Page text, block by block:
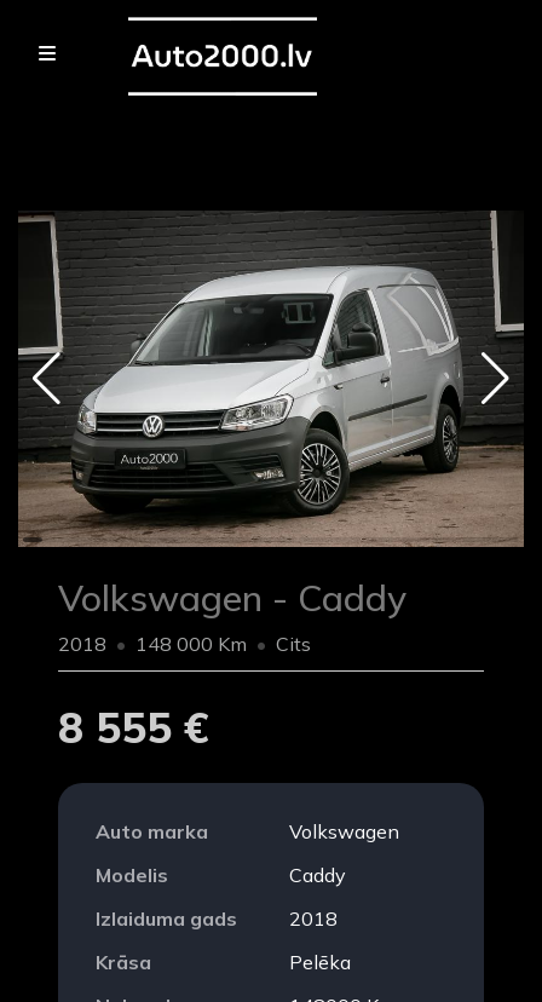
Volkswagen - Caddy
2018 148 000 Km Cits
8 555 €
Auto marka
Volkswagen
Modelis
Caddy
Izlaiduma gads
2018
Krāsa
Pelēka